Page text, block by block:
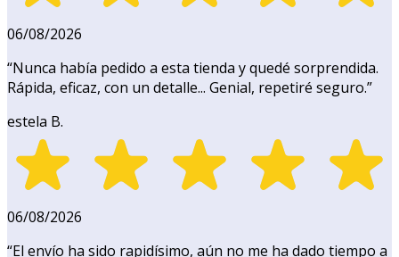
06/08/2026
“Nunca había pedido a esta tienda y quedé sorprendida.
Rápida, eficaz, con un detalle... Genial, repetiré seguro.”
estela B.
06/08/2026
“El envío ha sido rapidísimo, aún no me ha dado tiempo a